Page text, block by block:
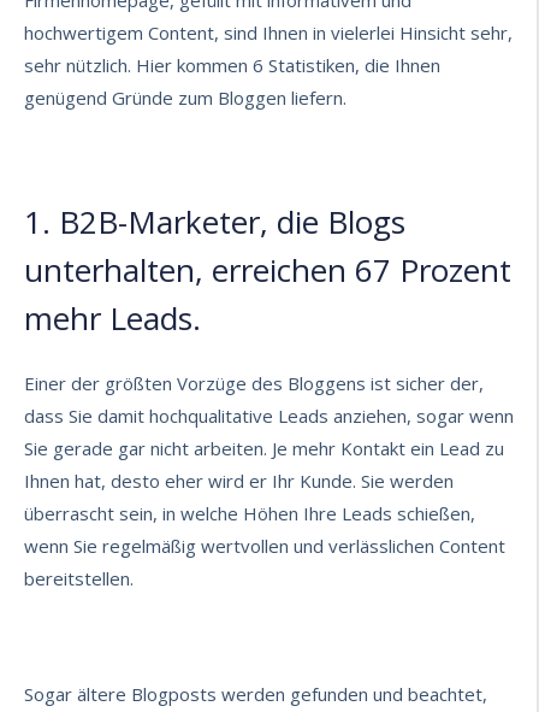
hochwertigem Content, sind Ihnen in vielerlei Hinsicht sehr,
sehr nützlich. Hier kommen 6 Statistiken, die Ihnen
genügend Gründe zum Bloggen liefern.
1. B2B-Marketer, die Blogs
unterhalten, erreichen 67 Prozent
mehr Leads.
Einer der größten Vorzüge des Bloggens ist sicher der,
dass Sie damit hochqualitative Leads anziehen, sogar wenn
Sie gerade gar nicht arbeiten. Je mehr Kontakt ein Lead zu
Ihnen hat, desto eher wird er Ihr Kunde. Sie werden
überrascht sein, in welche Höhen Ihre Leads schießen,
wenn Sie regelmäßig wertvollen und verlässlichen Content
bereitstellen.
Sogar ältere Blogposts werden gefunden und beachtet,